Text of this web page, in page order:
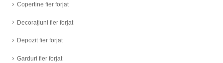
Copertine fier forjat
Decorațiuni fier forjat
Depozit fier forjat
Garduri fier forjat